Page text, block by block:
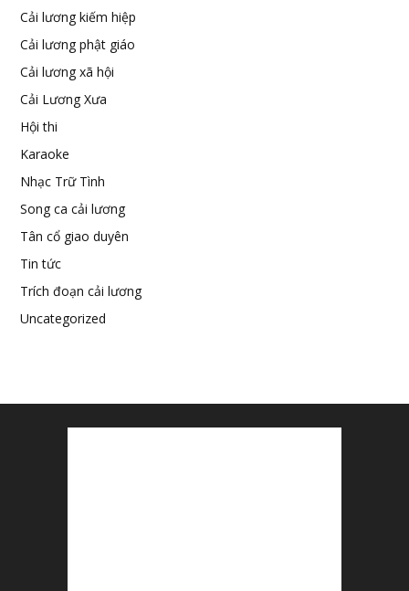
Cải lương kiếm hiệp
Cải lương phật giáo
Cải lương xã hội
Cải Lương Xưa
Hội thi
Karaoke
Nhạc Trữ Tình
Song ca cải lương
Tân cổ giao duyên
Tin tức
Trích đoạn cải lương
Uncategorized